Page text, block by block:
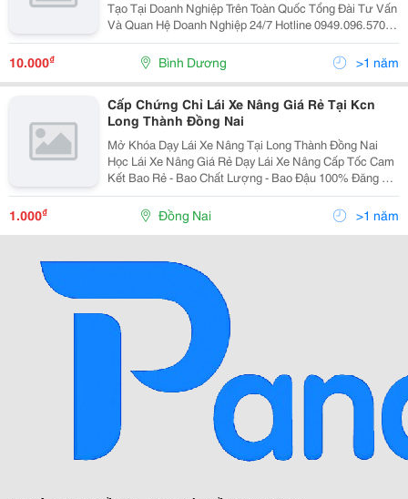
Tạo Tại Doanh Nghiệp Trên Toàn Quốc Tổng Đài Tư Vấn
Và Quan Hệ Doanh Nghiệp 24/7 Hotline 0949.096.570
Zalo : 0949.096.570 Khai Giảng Thường Xuyên Các Lớp
Lái Xe Nâng &Ndash; Xe...
10.000₫ Bình Dương >1 năm
Cấp Chứng Chỉ Lái Xe Nâng Giá Rẻ Tại Kcn
Long Thành Đồng Nai
Mở Khóa Dạy Lái Xe Nâng Tại Long Thành Đồng Nai
Học Lái Xe Nâng Giá Rẻ Dạy Lái Xe Nâng Cấp Tốc Cam
Kết Bao Rẻ - Bao Chất Lượng - Bao Đậu 100% Đăng Ký
Học Lái Xe Nâng Ngay Tổng Đài Tư Vấn 24/7 :
0949.096.570 Zalo :...
1.000₫ Đồng Nai >1 năm